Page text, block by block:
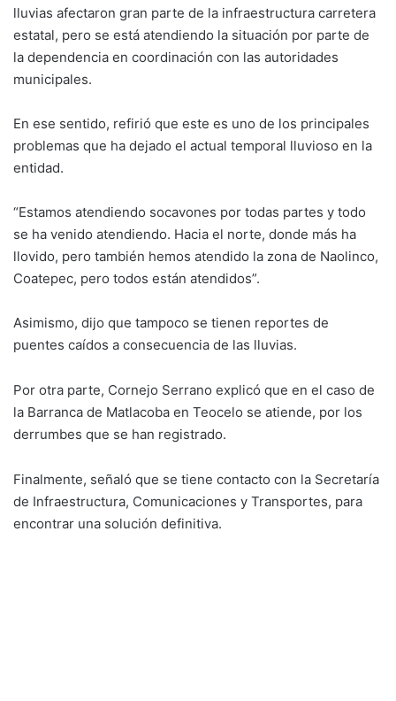
lluvias afectaron gran parte de la infraestructura carretera
estatal, pero se está atendiendo la situación por parte de
la dependencia en coordinación con las autoridades
municipales.
En ese sentido, refirió que este es uno de los principales
problemas que ha dejado el actual temporal lluvioso en la
entidad.
“Estamos atendiendo socavones por todas partes y todo
se ha venido atendiendo. Hacia el norte, donde más ha
llovido, pero también hemos atendido la zona de Naolinco,
Coatepec, pero todos están atendidos”.
Asimismo, dijo que tampoco se tienen reportes de
puentes caídos a consecuencia de las lluvias.
Por otra parte, Cornejo Serrano explicó que en el caso de
la Barranca de Matlacoba en Teocelo se atiende, por los
derrumbes que se han registrado.
Finalmente, señaló que se tiene contacto con la Secretaría
de Infraestructura, Comunicaciones y Transportes, para
encontrar una solución definitiva.